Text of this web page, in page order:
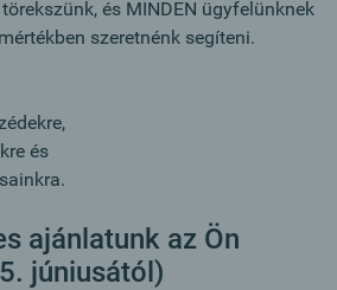
és MINDEN ügyfelünknek
szeretnénk segíteni.
és
ajánlatunk az Ön
júniusától)